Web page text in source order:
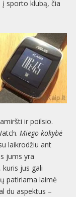
sporto klubą, čia
ir poilsio.
Miego kokybė
laikrodžiu ant
jums yra
kuris jus gali
patiriama laimė
du aspektus –